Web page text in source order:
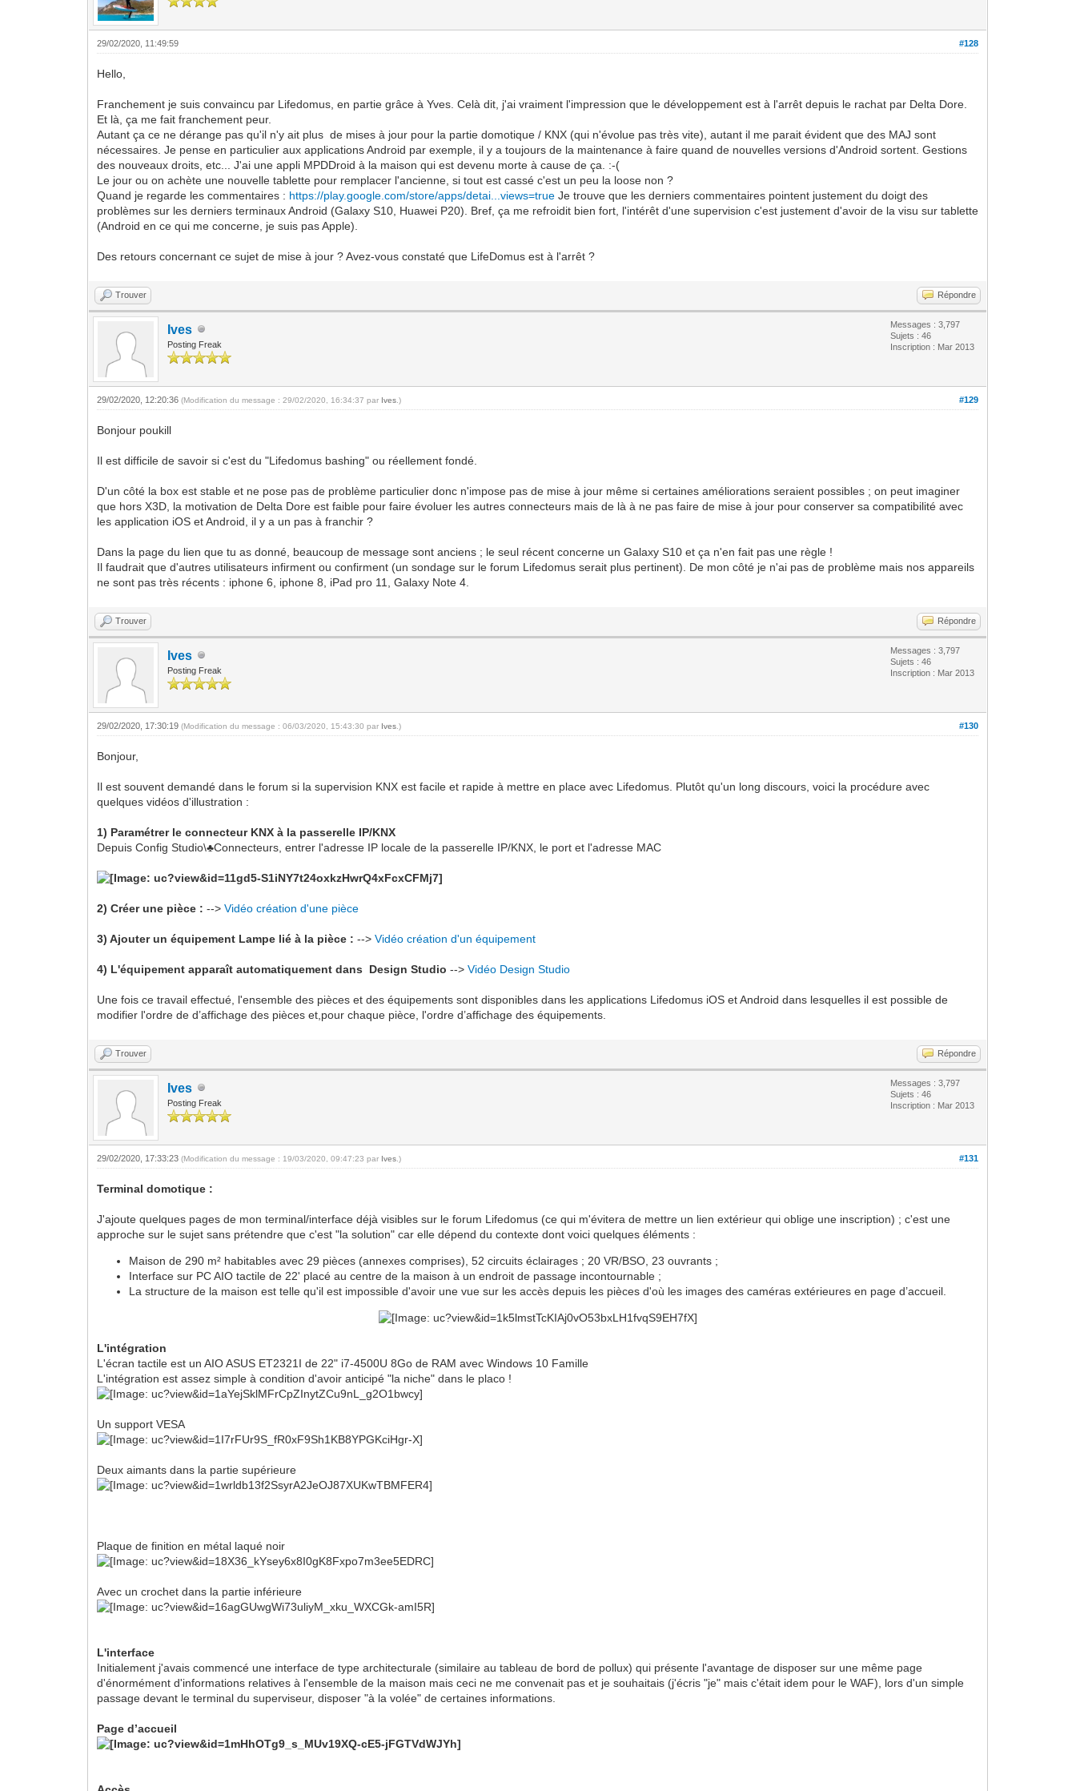
#128
29/02/2020, 11:49:59
Hello,
Franchement je suis convaincu par Lifedomus, en partie grâce à Yves. Celà dit, j'ai vraiment l'impression que le développement est à l'arrêt depuis le rachat par Delta Dore.
Et là, ça me fait franchement peur.
Autant ça ce ne dérange pas qu'il n'y ait plus de mises à jour pour la partie domotique / KNX (qui n'évolue pas très vite), autant il me parait évident que des MAJ sont
nécessaires. Je pense en particulier aux applications Android par exemple, il y a toujours de la maintenance à faire quand de nouvelles versions d'Android sortent. Gestions
des nouveaux droits, etc... J'ai une appli MPDDroid à la maison qui est devenu morte à cause de ça. :-(
Le jour ou on achète une nouvelle tablette pour remplacer l'ancienne, si tout est cassé c'est un peu la loose non ?
Quand je regarde les commentaires : https://play.google.com/store/apps/detai...views=true Je trouve que les derniers commentaires pointent justement du doigt des
problèmes sur les derniers terminaux Android (Galaxy S10, Huawei P20). Bref, ça me refroidit bien fort, l'intérêt d'une supervision c'est justement d'avoir de la visu sur tablette
(Android en ce qui me concerne, je suis pas Apple).
Des retours concernant ce sujet de mise à jour ? Avez-vous constaté que LifeDomus est à l'arrêt ?
Trouver Répondre
Ives
Posting Freak
Messages : 3,797
Sujets : 46
Inscription : Mar 2013
#129
29/02/2020, 12:20:36(Modification du message : 29/02/2020, 16:34:37 par Ives .)
Bonjour poukill
Il est difficile de savoir si c'est du "Lifedomus bashing" ou réellement fondé.
D'un côté la box est stable et ne pose pas de problème particulier donc n'impose pas de mise à jour même si certaines améliorations seraient possibles ; on peut imaginer
que hors X3D, la motivation de Delta Dore est faible pour faire évoluer les autres connecteurs mais de là à ne pas faire de mise à jour pour conserver sa compatibilité avec
les application iOS et Android, il y a un pas à franchir ?
Dans la page du lien que tu as donné, beaucoup de message sont anciens ; le seul récent concerne un Galaxy S10 et ça n'en fait pas une règle !
Il faudrait que d'autres utilisateurs infirment ou confirment (un sondage sur le forum Lifedomus serait plus pertinent). De mon côté je n'ai pas de problème mais nos appareils
ne sont pas très récents : iphone 6, iphone 8, iPad pro 11, Galaxy Note 4.
Trouver Répondre
Ives
Posting Freak
Messages : 3,797
Sujets : 46
Inscription : Mar 2013
#130
29/02/2020, 17:30:19(Modification du message : 06/03/2020, 15:43:30 par Ives .)
Bonjour,
Il est souvent demandé dans le forum si la supervision KNX est facile et rapide à mettre en place avec Lifedomus. Plutôt qu'un long discours, voici la procédure avec
quelques vidéos d'illustration :
1) Paramétrer le connecteur KNX à la passerelle IP/KNX
Depuis Config Studio\♣Connecteurs, entrer l'adresse IP locale de la passerelle IP/KNX, le port et l'adresse MAC
2) Créer une pièce :-->Vidéo création d'une pièce
3) Ajouter un équipement Lampe lié à la pièce : -->Vidéo création d'un équipement
4) L'équipement apparaît automatiquement dans Design Studio -->Vidéo Design Studio
Une fois ce travail effectué, l'ensemble des pièces et des équipements sont disponibles dans les applications Lifedomus iOS et Android dans lesquelles il est possible de
modifier l'ordre de d’affichage des pièces et,pour chaque pièce, l'ordre d’affichage des équipements.
Trouver Répondre
Ives
Posting Freak
Messages : 3,797
Sujets : 46
Inscription : Mar 2013
#131
29/02/2020, 17:33:23(Modification du message : 19/03/2020, 09:47:23 par Ives .)
Terminal domotique :
J'ajoute quelques pages de mon terminal/interface déjà visibles sur le forum Lifedomus (ce qui m'évitera de mettre un lien extérieur qui oblige une inscription) ; c'est une
approche sur le sujet sans prétendre que c'est "la solution" car elle dépend du contexte dont voici quelques éléments :
Maison de 290 m² habitables avec 29 pièces (annexes comprises), 52 circuits éclairages ; 20 VR/BSO, 23 ouvrants ;
Interface sur PC AIO tactile de 22' placé au centre de la maison à un endroit de passage incontournable ;
La structure de la maison est telle qu'il est impossible d'avoir une vue sur les accès depuis les pièces d'où les images des caméras extérieures en page d’accueil.
L'intégration
L'écran tactile est un AIO ASUS ET2321I de 22" i7-4500U 8Go de RAM avec Windows 10 Famille
L'intégration est assez simple à condition d'avoir anticipé "la niche" dans le placo !
Un support VESA
Deux aimants dans la partie supérieure
Plaque de finition en métal laqué noir
Avec un crochet dans la partie inférieure
L'interface
Initialement j'avais commencé une interface de type architecturale (similaire au tableau de bord de pollux) qui présente l'avantage de disposer sur une même page
d'énormément d'informations relatives à l'ensemble de la maison mais ceci ne me convenait pas et je souhaitais (j'écris "je" mais c'était idem pour le WAF), lors d'un simple
passage devant le terminal du superviseur, disposer "à la volée" de certaines informations.
Paged’accueil